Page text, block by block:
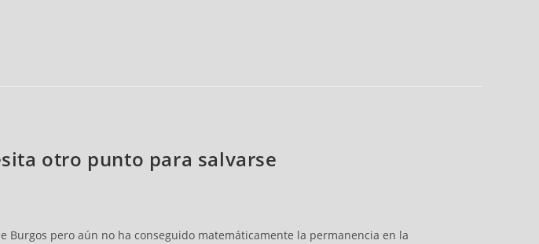
otro punto para salvarse
Burgos pero aún no ha conseguido matemáticamente la permanencia en la